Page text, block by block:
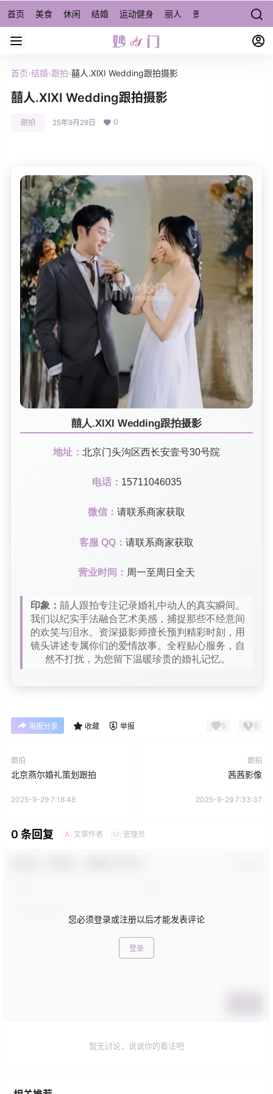
首页 美食 休闲 结婚 运动健身 丽人 景点/周边游 宠物
首页›结婚›跟拍›囍人.XlXI Wedding跟拍摄影
囍人.XlXI Wedding跟拍摄影
跟拍 25年9月29日 0
囍人.XlXI Wedding跟拍摄影
地址： 北京门头沟区西长安壹号30号院
电话： 15711046035
微信： 请联系商家获取
客服 QQ： 请联系商家获取
营业时间： 周一至周日全天
印象： 囍人跟拍专注记录婚礼中动人的真实瞬间。
我们以纪实手法融合艺术美感，捕捉那些不经意间
的欢笑与泪水。资深摄影师擅长预判精彩时刻，用
镜头讲述专属你们的爱情故事。全程贴心服务，自
然不打扰，为您留下温暖珍贵的婚礼记忆。
海报分享 收藏 举报 0 0
跟拍
北京燕尔婚礼策划跟拍
2025-9-29 7:18:48
跟拍
茜茜影像
2025-9-29 7:33:37
0 条回复 A 文章作者 M 管理员
您必须登录或注册以后才能发表评论
登录
暂无讨论，说说你的看法吧